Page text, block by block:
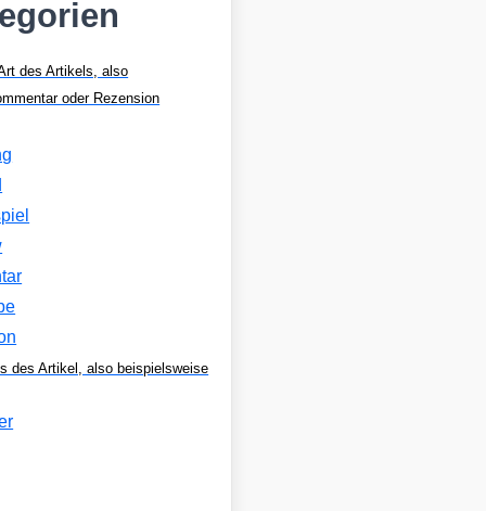
des Artikels, also
oder Rezension
des Artikel, also beispielsweise